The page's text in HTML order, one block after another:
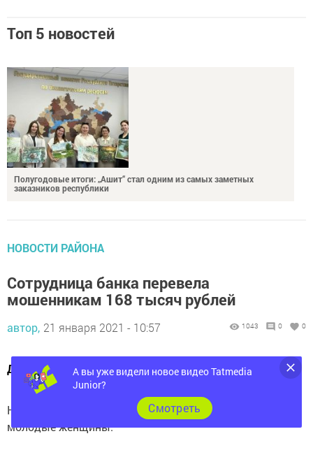
Полугодовые итоги: „Ашит“ стал одним из самых заметных
заказников республики
мошенникам 168 тысяч рублей
автор, 21 января 2021 - 10:57
Накануне от действий мошенников пострадали две
молодые женщины.
А вы уже видели новое видео Tatmedia
Junior?
Cмотреть